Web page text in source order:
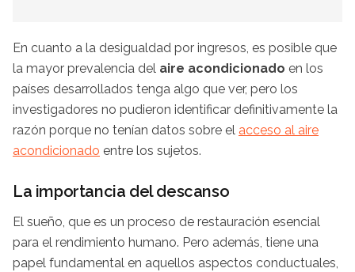
En cuanto a la desigualdad por ingresos, es posible que
la mayor prevalencia del aire acondicionado en los
países desarrollados tenga algo que ver, pero los
investigadores no pudieron identificar definitivamente la
razón porque no tenían datos sobre el acceso al aire
acondicionado entre los sujetos.
La importancia del descanso
El sueño, que es un proceso de restauración esencial
para el rendimiento humano. Pero además, tiene una
papel fundamental en aquellos aspectos conductuales,